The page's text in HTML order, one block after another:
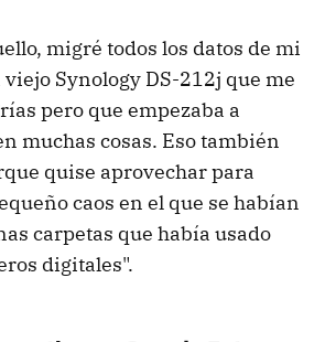
migré todos los datos de mi
Synology DS-212j que me
pero que empezaba a
muchas cosas. Eso también
quise aprovechar para
caos en el que se habían
carpetas que había usado
digitales".